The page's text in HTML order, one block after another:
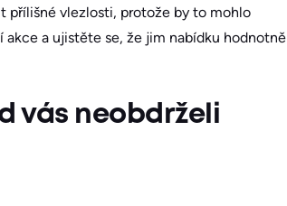
přílišné vlezlosti, protože by to mohlo
a ujistěte se, že jim nabídku hodnotně
vás neobdrželi